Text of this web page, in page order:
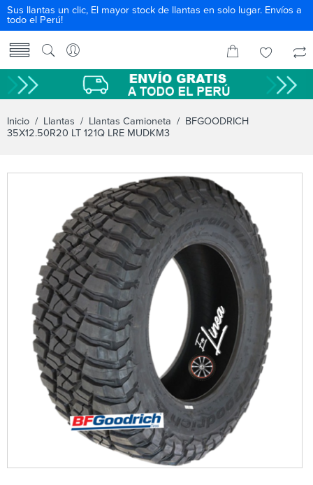
Sus llantas un clic, El mayor stock de llantas en solo lugar. Envíos a
todo el Perú!
Inicio / Llantas / Llantas Camioneta / BFGOODRICH
35X12.50R20 LT 121Q LRE MUDKM3